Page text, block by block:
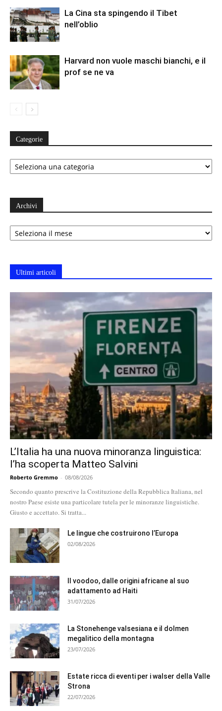
La Cina sta spingendo il Tibet
nell’oblio
Harvard non vuole maschi bianchi, e il
prof se ne va
Categorie
Categorie
Archivi
Archivi
Ultimi articoli
L’Italia ha una nuova minoranza linguistica:
l’ha scoperta Matteo Salvini
Roberto Gremmo - 08/08/2026
Secondo quanto prescrive la Costituzione della Repubblica Italiana, nel
nostro Paese esiste una particolare tutela per le minoranze linguistiche.
Giusto e accettato. Si tratta...
Le lingue che costruirono l’Europa
02/08/2026
Il voodoo, dalle origini africane al suo
adattamento ad Haiti
31/07/2026
La Stonehenge valsesiana e il dolmen
megalitico della montagna
23/07/2026
Estate ricca di eventi per i walser della Valle
Strona
22/07/2026